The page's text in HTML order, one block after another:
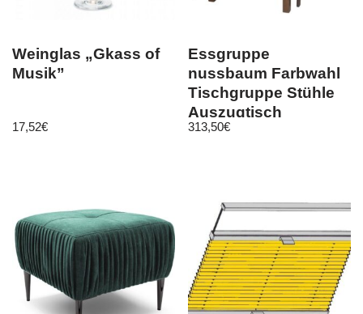
Weinglas „Gkass of
Musik”
17,52€
Essgruppe
nussbaum Farbwahl
Tischgruppe Stühle
Auszugtisch
Esszimmergarnitur
313,50€